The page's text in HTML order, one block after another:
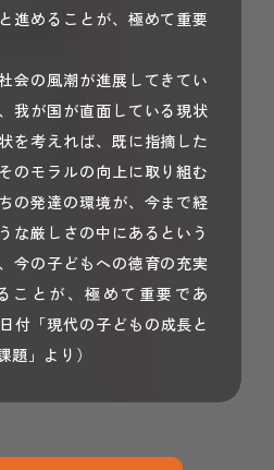
進めることが、極めて重要
会の風潮が進展してきてい
我が国が直面している現状
を考えれば、既に指摘した
のモラルの向上に取り組む
の発達の環境が、今まで経
な厳しさの中にあるという
今の子どもへの徳育の充実
ことが、極めて重要であ
付「現代の子どもの成長と
」より）